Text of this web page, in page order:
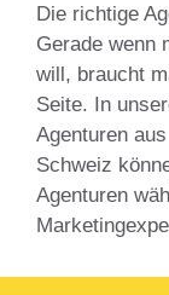
Die richtige
Gerade wenn
will, braucht
Seite. In
Agenturen
Schweiz
Agenturen